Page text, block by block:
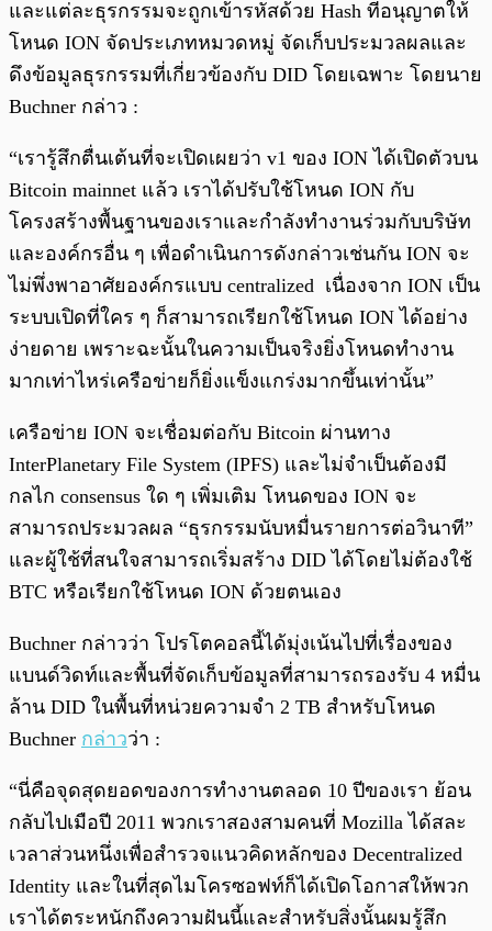
และแต่ละธุรกรรมจะถูกเข้ารหัสด้วย Hash ที่อนุญาตให้
โหนด ION จัดประเภทหมวดหมู่ จัดเก็บประมวลผลและ
ดึงข้อมูลธุรกรรมที่เกี่ยวข้องกับ DID โดยเฉพาะ โดยนาย
Buchner กล่าว :
“เรารู้สึกตื่นเต้นที่จะเปิดเผยว่า v1 ของ ION ได้เปิดตัวบน
Bitcoin mainnet แล้ว เราได้ปรับใช้โหนด ION กับ
โครงสร้างพื้นฐานของเราและกำลังทำงานร่วมกับบริษัท
และองค์กรอื่น ๆ เพื่อดำเนินการดังกล่าวเช่นกัน ION จะ
ไม่พึ่งพาอาศัยองค์กรแบบ centralized เนื่องจาก ION เป็น
ระบบเปิดที่ใคร ๆ ก็สามารถเรียกใช้โหนด ION ได้อย่าง
ง่ายดาย เพราะฉะนั้นในความเป็นจริงยิ่งโหนดทำงาน
มากเท่าไหร่เครือข่ายก็ยิ่งแข็งแกร่งมากขึ้นเท่านั้น”
เครือข่าย ION จะเชื่อมต่อกับ Bitcoin ผ่านทาง
InterPlanetary File System (IPFS) และไม่จำเป็นต้องมี
กลไก consensus ใด ๆ เพิ่มเติม โหนดของ ION จะ
สามารถประมวลผล “ธุรกรรมนับหมื่นรายการต่อวินาที”
และผู้ใช้ที่สนใจสามารถเริ่มสร้าง DID ได้โดยไม่ต้องใช้
BTC หรือเรียกใช้โหนด ION ด้วยตนเอง
Buchner กล่าวว่า โปรโตคอลนี้ได้มุ่งเน้นไปที่เรื่องของ
แบนด์วิดท์และพื้นที่จัดเก็บข้อมูลที่สามารถรองรับ 4 หมื่น
ล้าน DID ในพื้นที่หน่วยความจำ 2 TB สำหรับโหนด
Buchner กล่าวว่า :
“นี่คือจุดสุดยอดของการทำงานตลอด 10 ปีของเรา ย้อน
กลับไปเมือปี 2011 พวกเราสองสามคนที่ Mozilla ได้สละ
เวลาส่วนหนึ่งเพื่อสำรวจแนวคิดหลักของ Decentralized
Identity และในที่สุดไมโครซอฟท์ก็ได้เปิดโอกาสให้พวก
เราได้ตระหนักถึงความฝันนี้และสำหรับสิ่งนั้นผมรู้สึก